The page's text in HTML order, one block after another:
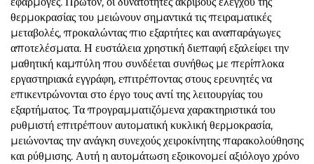
θερμοκρασίας του μειώνουν σημαντικά τις πειραματικές
μεταβολές, προκαλώντας πιο εξαρτήτες και αναπαράγωγες
αποτελέσματα. Η ευστάλεια χρηστική διεπαφή εξαλείφει την
μαθητική καμπύλη που συνδέεται συνήθως με περίπλοκα
εργαστηριακά εγγράφη, επιτρέποντας στους ερευνητές να
επικεντρώνονται στο έργο τους αντί της λειτουργίας του
εξαρτήματος. Τα προγραμματιζόμενα χαρακτηριστικά του
ρυθμιστή επιτρέπουν αυτοματική κυκλική θερμοκρασία,
μειώνοντας την ανάγκη συνεχούς χειροκίνητης παρακολούθησης
και ρύθμισης. Αυτή η αυτομάτωση εξοικονομεί αξιόλογο χρόνο